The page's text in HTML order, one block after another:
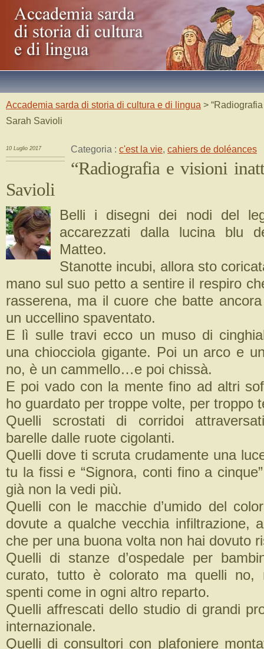
Accademia sarda di storia di cultura e di lingua >
Sarah Savioli
10 Luglio 2017 Categoria : c'est la vie, cahiers de doléances
“Radiografia e visioni
Savioli
Belli i disegni dei nodi del
accarezzati dalla lucina blu
Matteo.
Stanotte incubi, allora sto
mano sul suo petto a sentire il respiro
rasserena, ma il cuore che batte
un uccellino spaventato.
E lì sulle travi ecco un muso di
una chiocciola gigante. Poi un arco e
no, è un cammello…e poi chissà.
E poi vado con la mente fino ad altri s
ho guardato per troppe volte, per troppo
Quelli scrostati di corridoi
barelle dalle ruote cigolanti.
Quelli dove ti scruta crudamente una
tu la fissi e “Signora, conti fino a
già non la vedi più.
Quelli con le macchie d’umido del
dovute a qualche vecchia infiltrazione,
che per una buona volta non hai dovuto
Quelli di stanze d’ospedale per
curato, tutto è colorato ma quelli no,
spenti come in ogni altro reparto.
Quelli affrescati dello studio di grandi
internazionale.
Quelli di consultori con plafoniere